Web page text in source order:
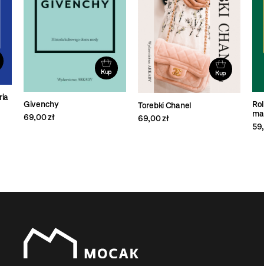
Kup
Givenchy
69,00 zł
Kup
Torebki Chanel
69,00 zł